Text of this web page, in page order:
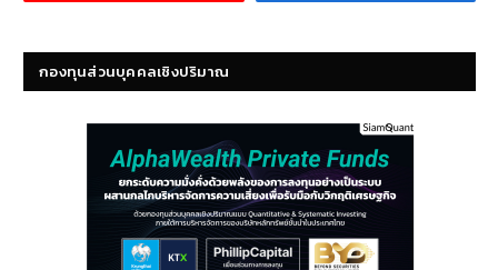
กองทุนส่วนบุคคลเชิงปริมาณ